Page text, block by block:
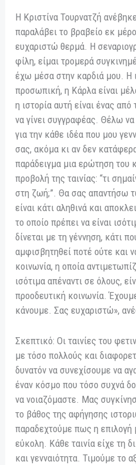
Η Κριστίνα Τουρνατζή
παραλάβει το βραβείο εκ
ευχαριστώ θερμά. Η
φίλη, είμαι τρομερά
έχω μέσα στην καρδιά μου. Η
προσωπική, η Κάρλα είναι
η ιστορία αυτή είναι ένας
να γίνει συγγραφέας. Θέλω
για την κάθε ιδέα που μου
σας, ακόμα κι αν δεν
παράδειγμα μια ερώτηση του
προβολή της ταινίας: “τι
στη ζωή;”. Θα σας απαντήσω
είναι κάτι αληθινά και
το οποίο πρέπει να είναι
δίνεται με τη γέννηση, κάτι
αμφισβητηθεί ποτέ ούτε και
κοινωνία, η οποία
ισότιμα απέναντι σε όλους,
προοδευτική κοινωνία.
κάνουμε. Σας ευχαριστώ»,
Σκεπτικό: Οι ταινίες του
με τόσο πολλούς και
δυνατόν να συνεχίσουμε να
έναν κόσμο που τόσο συχνά
να νοιαζόμαστε. Μας
το βάθος της αφήγησης
παραδεχτούμε πως η επιλογή
εύκολη. Κάθε ταινία είχε τη
και γενναιότητα. Τιμούμε το